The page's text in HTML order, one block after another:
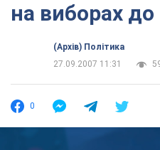
на виборах
(Архів) Політика
27.09.2007 11:31
0